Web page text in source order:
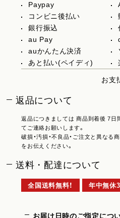
Paypay
コンビニ後払い
銀行振込
au Pay
auかんたん決済
あと払い(ペイディ)
お支
返品について
返品につきましては 商品到着後 7日
てご連絡お願いします。
破損・汚損・不良品・ご注文と異なる
をお伝えください。
送料・配達について
全国送料無料！ 年中無休
お届け日時のご指定につ